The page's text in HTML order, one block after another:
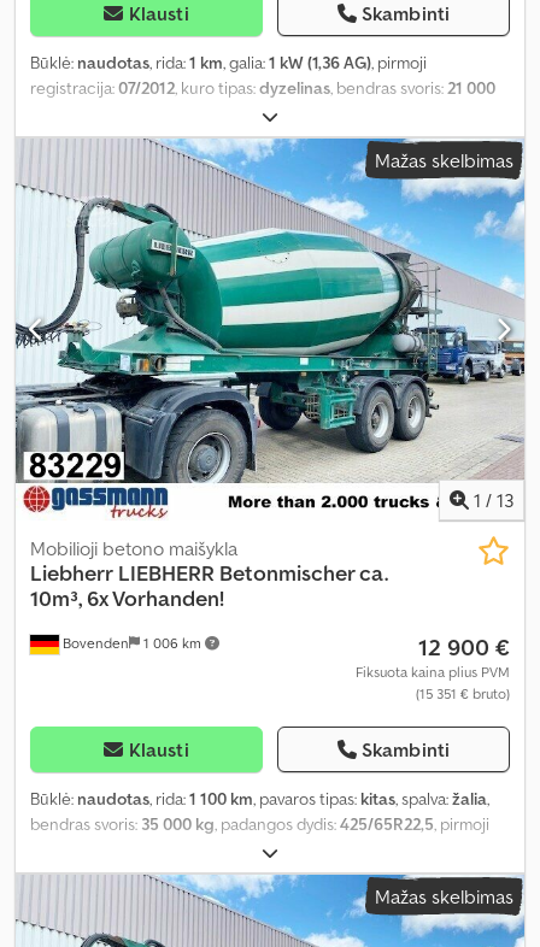
Klausti Skambinti
Būklė: naudotas, rida:1 km, galia:1 kW (1,36 AG), pirmoji
registracija:07/2012, kuro tipas:dyzelinas, bendras svoris:21 000
, kita apžiūra (TÜV):
žalia, pavaros tipas:mechaninis, emisijos klasė:Euro 5, Gamybos
ABS, oro kondicionavimas, Mažas skelbimas
1 / 13
Bovenden 1 006 km
Mobilioji betono maišykla
Liebherr LIEBHERR Betonmischer ca.
10m³, 6x Vorhanden!
12 900 €
Fiksuota kaina plius PVM
(15 351 € bruto)
Klausti Skambinti
Būklė: naudotas, rida:1 100 km, pavaros tipas: kitas, spalva:žalia,
bendras svoris: 35 000 kg , padangos dydis:425/65R22,5 , pirmoji
oras
vairuotojo kabina:kitas, ratų bazė:1 300 mm, Įranga:ABS,
Mažas skelbimas